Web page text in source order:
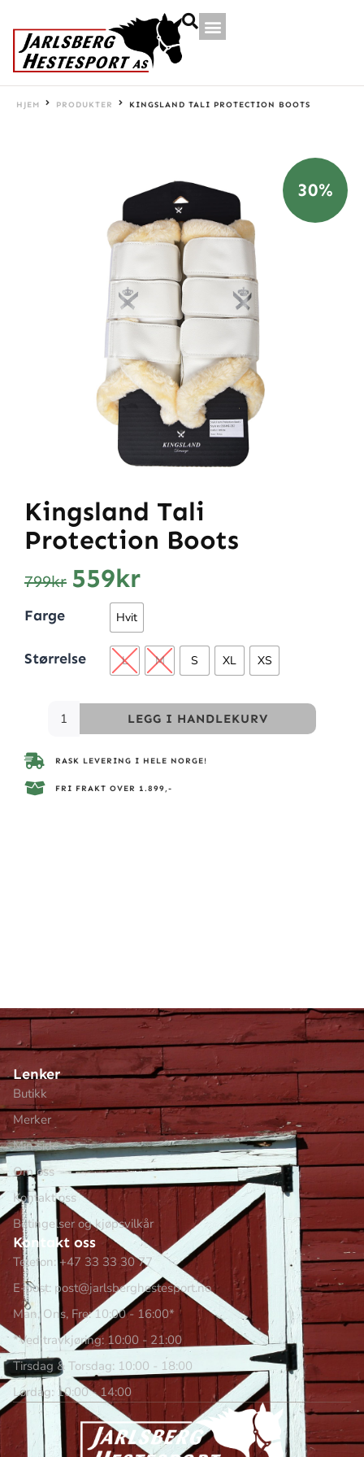
HJEM PRODUKTER KINGSLAND TALI PROTECTION BOOTS
30%
Kingsland Tali
Protection Boots
799kr 559kr
Farge Hvit
Størrelse L M S XL XS
LEGG I HANDLEKURV
RASK LEVERING I HELE NORGE!
FRI FRAKT OVER 1.899,-
Lenker
Butikk
Merker
Min side
Om oss
Kontakt oss
Betingelser og kjøpsvilkår
Kontakt oss
Telefon: +47 33 33 30 77
E-post: post@jarlsberghestesport.no
Man, Ons, Fre: 10:00 - 16:00*
*Ved travkjøring: 10:00 - 21:00
Tirsdag & Torsdag: 10:00 - 18:00
Lørdag: 10:00 - 14:00